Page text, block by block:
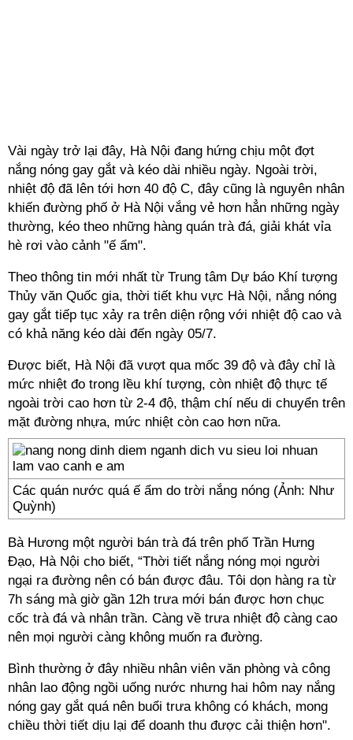
Vài ngày trở lại đây, Hà Nội đang hứng chịu một đợt
nắng nóng gay gắt và kéo dài nhiều ngày. Ngoài trời,
nhiệt độ đã lên tới hơn 40 độ C, đây cũng là nguyên nhân
khiến đường phố ở Hà Nội vắng vẻ hơn hẳn những ngày
thường, kéo theo những hàng quán trà đá, giải khát vỉa
hè rơi vào cảnh "ế ẩm".
Theo thông tin mới nhất từ Trung tâm Dự báo Khí tượng
Thủy văn Quốc gia, thời tiết khu vực Hà Nội, nắng nóng
gay gắt tiếp tục xảy ra trên diện rộng với nhiệt độ cao và
có khả năng kéo dài đến ngày 05/7.
Được biết, Hà Nội đã vượt qua mốc 39 độ và đây chỉ là
mức nhiệt đo trong lều khí tượng, còn nhiệt độ thực tế
ngoài trời cao hơn từ 2-4 độ, thậm chí nếu di chuyển trên
mặt đường nhựa, mức nhiệt còn cao hơn nữa.
Các quán nước quá ế ẩm do trời nắng nóng (Ảnh: Như
Quỳnh)
Bà Hương một người bán trà đá trên phố Trần Hưng
Đạo, Hà Nội cho biết, “Thời tiết nắng nóng mọi người
ngại ra đường nên có bán được đâu. Tôi dọn hàng ra từ
7h sáng mà giờ gần 12h trưa mới bán được hơn chục
cốc trà đá và nhân trần. Càng về trưa nhiệt độ càng cao
nên mọi người càng không muốn ra đường.
Bình thường ở đây nhiều nhân viên văn phòng và công
nhân lao động ngồi uống nước nhưng hai hôm nay nắng
nóng gay gắt quá nên buổi trưa không có khách, mong
chiều thời tiết dịu lại để doanh thu được cải thiện hơn".